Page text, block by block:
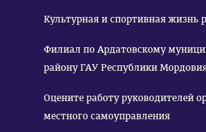
Культурная и спортивная жизнь
Филиал по Ардатовскому
району ГАУ Республики
Оцените работу руководителей
местного самоуправления